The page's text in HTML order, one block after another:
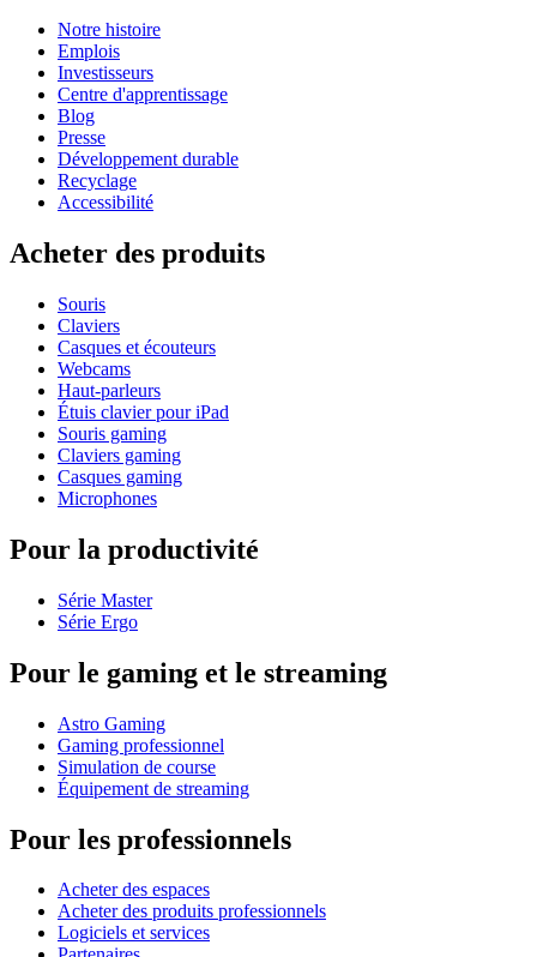
Notre histoire
Emplois
Investisseurs
Centre d'apprentissage
Blog
Presse
Développement durable
Recyclage
Accessibilité
Acheter des produits
Souris
Claviers
Casques et écouteurs
Webcams
Haut-parleurs
Étuis clavier pour iPad
Souris gaming
Claviers gaming
Casques gaming
Microphones
Pour la productivité
Série Master
Série Ergo
Pour le gaming et le streaming
Astro Gaming
Gaming professionnel
Simulation de course
Équipement de streaming
Pour les professionnels
Acheter des espaces
Acheter des produits professionnels
Logiciels et services